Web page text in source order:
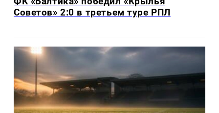
Советов» 2:0 в третьем туре РПЛ